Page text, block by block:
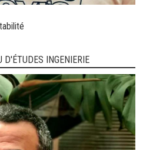
D'ÉTUDES INGENIERIE